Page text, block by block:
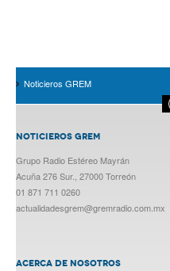
Noticieros GREM
NOTICIEROS GREM
Grupo Radio Estéreo Mayrán
Acuña 276 Sur., 27000 Torreón
01 871 711 0260
actualidadesgrem@gremradio.com.mx
ACERCA DE NOSOTROS